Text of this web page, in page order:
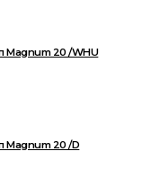
Magnum 20 /WHU
Magnum 20 /D